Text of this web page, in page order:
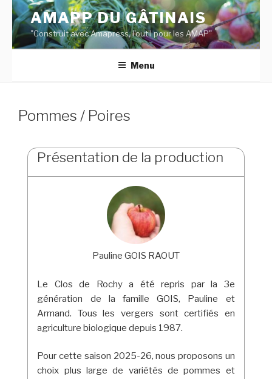
Aller
contenu
principal
AMAPP DU GÂTINAIS
"Construit avec Amapress, l'outil pour les AMAP"
Menu
Pommes / Poires
Présentation de la production
Pauline GOIS RAOUT
Le Clos de Rochy a été repris par la 3e
génération de la famille GOIS, Pauline et
Armand. Tous les vergers sont certifiés en
agriculture biologique depuis 1987.
Pour cette saison 2025-26, nous proposons un
choix plus large de variétés de pommes et